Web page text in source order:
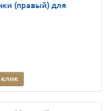
(правый) для
клик